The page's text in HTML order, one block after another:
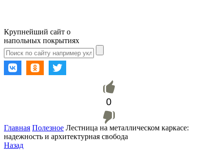
Крупнейший сайт о
напольных покрытиях
0
Главная Полезное Лестница на металлическом каркасе:
надежность и архитектурная свобода
Назад